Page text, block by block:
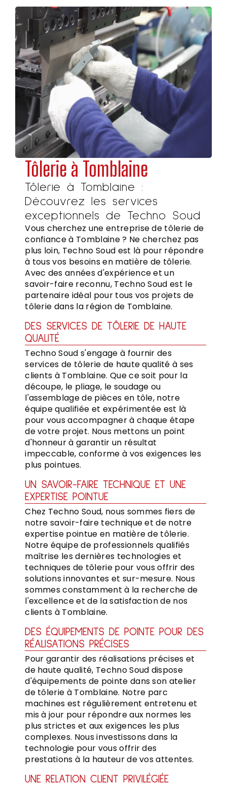
Tôlerie à Tomblaine
Tôlerie à Tomblaine :
Découvrez les services
exceptionnels de Techno Soud
Vous cherchez une entreprise de tôlerie de
confiance à Tomblaine ? Ne cherchez pas
plus loin, Techno Soud est là pour répondre
à tous vos besoins en matière de tôlerie.
Avec des années d'expérience et un
savoir-faire reconnu, Techno Soud est le
partenaire idéal pour tous vos projets de
tôlerie dans la région de Tomblaine.
DES SERVICES DE TÔLERIE DE HAUTE
QUALITÉ
Techno Soud s'engage à fournir des
services de tôlerie de haute qualité à ses
clients à Tomblaine. Que ce soit pour la
découpe, le pliage, le soudage ou
l'assemblage de pièces en tôle, notre
équipe qualifiée et expérimentée est là
pour vous accompagner à chaque étape
de votre projet. Nous mettons un point
d'honneur à garantir un résultat
impeccable, conforme à vos exigences les
plus pointues.
UN SAVOIR-FAIRE TECHNIQUE ET UNE
EXPERTISE POINTUE
Chez Techno Soud, nous sommes fiers de
notre savoir-faire technique et de notre
expertise pointue en matière de tôlerie.
Notre équipe de professionnels qualifiés
maîtrise les dernières technologies et
techniques de tôlerie pour vous offrir des
solutions innovantes et sur-mesure. Nous
sommes constamment à la recherche de
l'excellence et de la satisfaction de nos
clients à Tomblaine.
DES ÉQUIPEMENTS DE POINTE POUR DES
RÉALISATIONS PRÉCISES
Pour garantir des réalisations précises et
de haute qualité, Techno Soud dispose
d'équipements de pointe dans son atelier
de tôlerie à Tomblaine. Notre parc
machines est régulièrement entretenu et
mis à jour pour répondre aux normes les
plus strictes et aux exigences les plus
complexes. Nous investissons dans la
technologie pour vous offrir des
prestations à la hauteur de vos attentes.
UNE RELATION CLIENT PRIVILÉGIÉE